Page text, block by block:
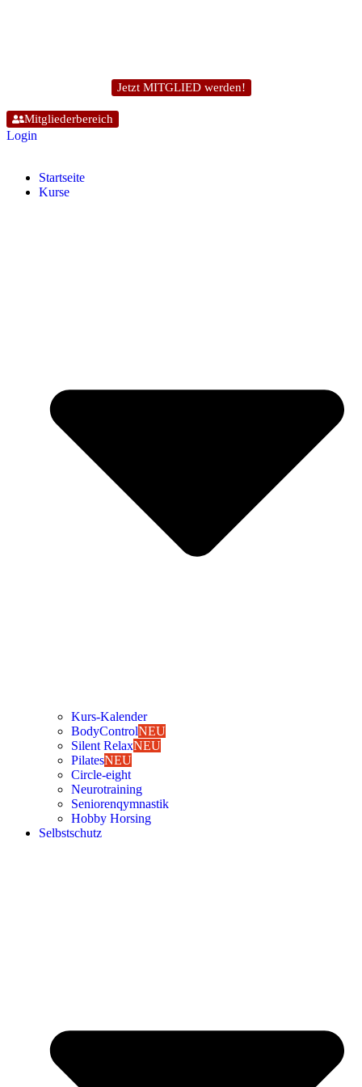
Jetzt MITGLIED werden!
Mitgliederbereich
Login
Start­sei­te
Kur­se
Kurs-Kalen­­der
Body­Con­trolNEU
Silent RelaxNEU
Pila­tesNEU
Cir­cle-eight
Neu­ro­trai­ning
Senio­ren­qym­nas­tik
Hob­by Hor­sing
Selbst­schutz